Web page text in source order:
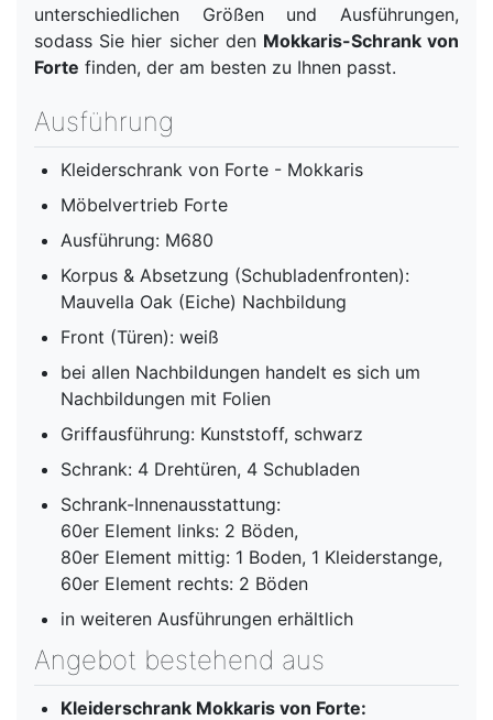
unterschiedlichen Größen und Ausführungen,
sodass Sie hier sicher den Mokkaris-Schrank von
Forte finden, der am besten zu Ihnen passt.
Ausführung
Kleiderschrank von Forte - Mokkaris
Möbelvertrieb Forte
Ausführung: M680
Korpus & Absetzung (Schubladenfronten):
Mauvella Oak (Eiche) Nachbildung
Front (Türen): weiß
bei allen Nachbildungen handelt es sich um
Nachbildungen mit Folien
Griffausführung: Kunststoff, schwarz
Schrank: 4 Drehtüren, 4 Schubladen
Schrank-Innenausstattung:
60er Element links: 2 Böden,
80er Element mittig: 1 Boden, 1 Kleiderstange,
60er Element rechts: 2 Böden
in weiteren Ausführungen erhältlich
Angebot bestehend aus
Kleiderschrank Mokkaris von Forte: